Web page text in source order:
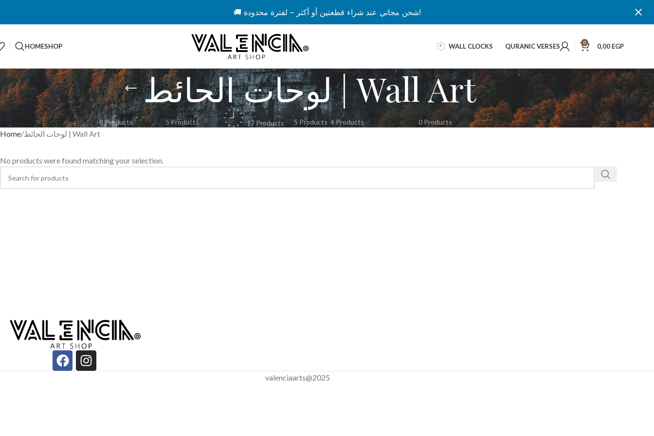
🚚 شحن مجاني عند شراء قطعتين أو أكثر – لفترة محدودة!
HOMESHOP WALL CLOCKS QURANIC VERSES 0 0,00 EGP
لوحات الحائط | Wall Art
KITCHEN WALL ART
8 Products
QURANIC VERSES
5 Products
WALL CLOCKS
17 Products
أدعية – DUA
5 Products
علاقات مفاتيح – KEY HOLDER
4 Products
لوحات الحائط | WALL ART
0 Products
Home لوحات الحائط | Wall Art
No products were found matching your selection.
valenciaarts@2025